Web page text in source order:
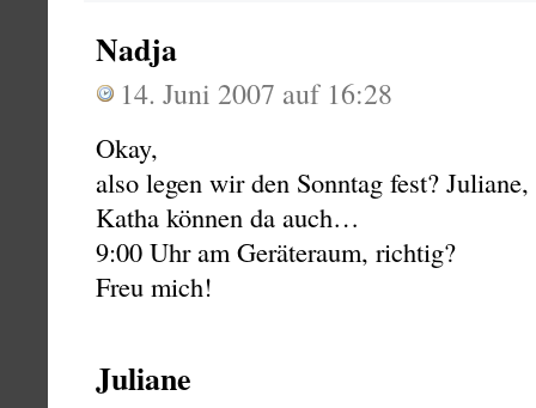
Nadja
14. Juni 2007 auf 16:28
Okay,
also legen wir den Sonntag fest?
Katha können da auch…
9:00 Uhr am Geräteraum, richtig?
Freu mich!
Juliane